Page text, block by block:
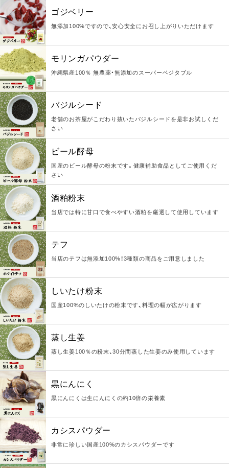
ゴジベリー
無添加100%ですので、安心安全にお召し上がりいただけます
モリンガパウダー
沖縄県産100％ 無農薬・無添加のスーパーベジタブル
バジルシード
老舗のお茶屋がこだわり抜いたバジルシードを是非お試しくだ
さい
ビール酵母
国産のビール酵母の粉末です。健康補助食品としてご使用くだ
さい
酒粕粉末
当店では特に甘口で食べやすい酒粕を厳選して使用しています
テフ
当店のテフは無添加100%！3種類の商品をご用意しました
しいたけ粉末
国産100%のしいたけの粉末です、料理の幅が広がります
蒸し生姜
蒸し生姜100％の粉末、30分間蒸した生姜のみ使用しています
黒にんにく
黒にんにくは生にんにくの約10倍の栄養素
カシスパウダー
非常に珍しい国産100%のカシスパウダーです